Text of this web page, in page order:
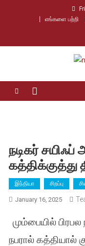
எங்களை பற்றி
Nri Tamil
நடிகர் சயிஃப்
கத்திக்குத்து
இந்தியா சிறப்பு
January 16, 2025
மும்பையில்
நபரால் கத்தியால்